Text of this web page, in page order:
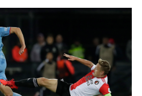
תגיות
המגזין